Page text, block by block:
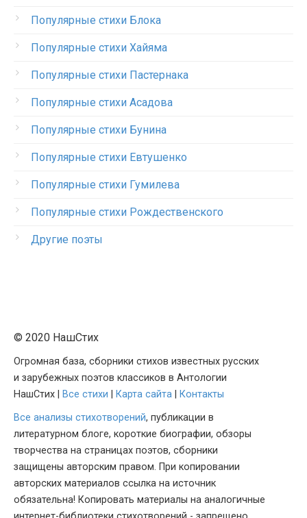
Популярные стихи Блока
Популярные стихи Хайяма
Популярные стихи Пастернака
Популярные стихи Асадова
Популярные стихи Бунина
Популярные стихи Евтушенко
Популярные стихи Гумилева
Популярные стихи Рождественского
Другие поэты
© 2020 НашСтих
Огромная база, сборники стихов известных русских
и зарубежных поэтов классиков в Антологии
НашСтих |
Все стихи Карта сайта
Контакты
Все анализы стихотворений, публикации в
литературном блоге, короткие биографии, обзоры
творчества на страницах поэтов, сборники
защищены авторским правом. При копировании
авторских материалов ссылка на источник
обязательна! Копировать материалы на аналогичные